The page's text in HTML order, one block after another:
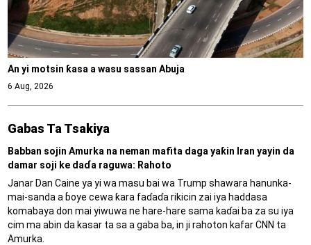
An yi motsin ƙasa a wasu sassan Abuja
6 Aug, 2026
Gabas Ta Tsakiya
Babban sojin Amurka na neman mafita daga yaƙin Iran yayin da
damar soji ke daɗa raguwa: Rahoto
Janar Dan Caine ya yi wa masu bai wa Trump shawara hanunka-
mai-sanda a ɓoye cewa ƙara faɗaɗa rikicin zai iya haddasa
komabaya don mai yiwuwa ne hare-hare sama kaɗai ba za su iya
cim ma abin da kasar ta sa a gaba ba, in ji rahoton kafar CNN ta
Amurka.